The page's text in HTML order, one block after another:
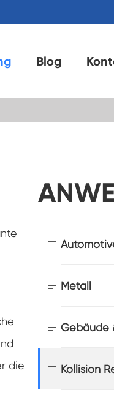
Blog
die

 Metall
 Gebäude
 Kollision